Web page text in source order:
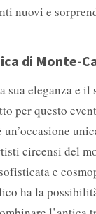
nuovi e
di Monte-
sua eleganza e il
per questo
circensi del
e
ha la